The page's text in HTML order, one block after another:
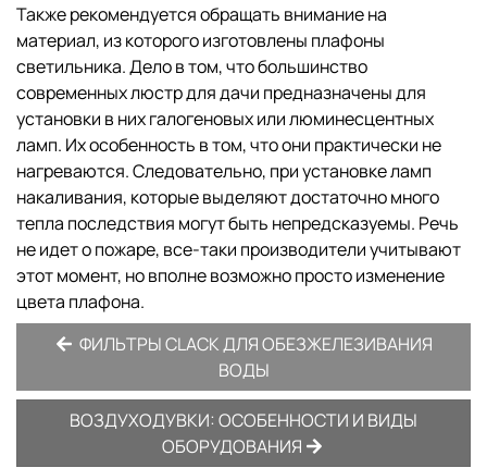
Также рекомендуется обращать внимание на
материал, из которого изготовлены плафоны
светильника. Дело в том, что большинство
современных люстр для дачи предназначены для
установки в них галогеновых или люминесцентных
ламп. Их особенность в том, что они практически не
нагреваются. Следовательно, при установке ламп
накаливания, которые выделяют достаточно много
тепла последствия могут быть непредсказуемы. Речь
не идет о пожаре, все-таки производители учитывают
этот момент, но вполне возможно просто изменение
цвета плафона.
ФИЛЬТРЫ CLACK ДЛЯ ОБЕЗЖЕЛЕЗИВАНИЯ
ВОДЫ
ВОЗДУХОДУВКИ: ОСОБЕННОСТИ И ВИДЫ
ОБОРУДОВАНИЯ